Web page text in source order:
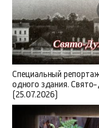
Специальный
одного здания.
(25.07.2026)